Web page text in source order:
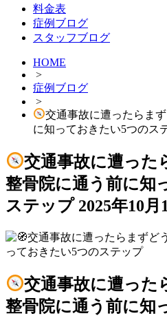
料金表
症例ブログ
スタッフブログ
HOME
>
症例ブログ
>
交通事故に遭ったらま
に知っておきたい5つのス
交通事故に遭った
整骨院に通う前に知
ステップ 2025年10月
交通事故に遭った
整骨院に通う前に知